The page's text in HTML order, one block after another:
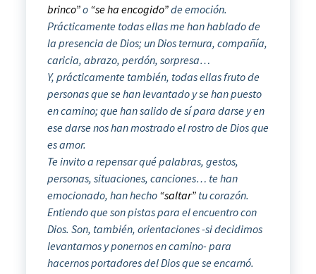
brinco”o “se ha encogido”de emoción.
Prácticamente todas ellas me han hablado de
la presencia de Dios; un Dios ternura, compañía,
caricia, abrazo, perdón, sorpresa…
Y, prácticamente también, todas ellas fruto de
personas que se han levantado y se han puesto
en camino; que han salido de sí para darse y en
ese darse nos han mostrado el rostro de Dios que
es amor.
Te invito a repensar qué palabras, gestos,
personas, situaciones, canciones… te han
emocionado, han hecho “saltar”tu corazón.
Entiendo que son pistas para el encuentro con
Dios. Son, también, orientaciones -si decidimos
levantarnos y ponernos en camino- para
hacernos portadores del Dios que se encarnó.